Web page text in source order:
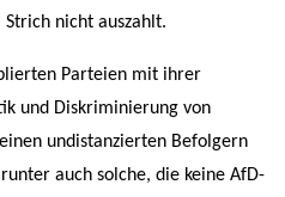
nicht auszahlt.
Parteien mit ihrer
und Diskriminierung von
undistanzierten Befolgern
auch solche, die keine AfD-